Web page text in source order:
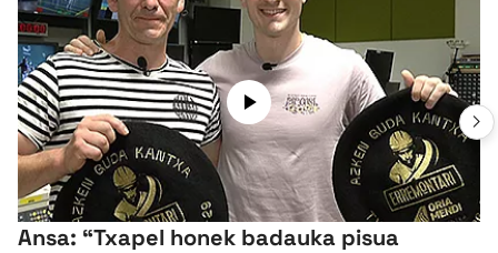
Ansa: “Txapel honek badauka pisua